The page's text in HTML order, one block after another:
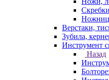
Скребки
Верстаки,
Зубила,
Инструмент
Назад